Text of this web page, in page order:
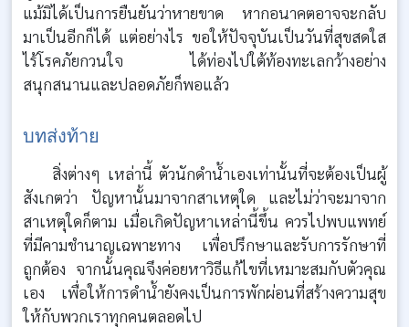
แม้มิได้เป็นการยืนยันว่าหายขาด หากอนาคตอาจจะกลับ
มาเป็นอีกก็ได้ แต่อย่างไร ขอให้ปัจจุบันเป็นวันที่สุขสดใส
ไร้โรคภัยกวนใจ ได้ท่องไปใต้ท้องทะเลกว้างอย่าง
สนุกสนานและปลอดภัยก็พอแล้ว
บทส่งท้าย
สิ่งต่างๆ เหล่านี้ ตัวนักดำน้ำเองเท่านั้นที่จะต้องเป็นผู้
สังเกตว่า ปัญหานั้นมาจากสาเหตุใด และไม่ว่าจะมาจาก
สาเหตุใดก็ตาม เมื่อเกิดปัญหาเหล่านี้ขึ้น ควรไปพบแพทย์
ที่มีคามชำนาญเฉพาะทาง เพื่อปรึกษาและรับการรักษาที่
ถูกต้อง จากนั้นคุณจึงค่อยหาวิธีแก้ไขที่เหมาะสมกับตัวคุณ
เอง เพื่อให้การดำน้ำยังคงเป็นการพักผ่อนที่สร้างความสุข
ให้กับพวกเราทุกคนตลอดไป